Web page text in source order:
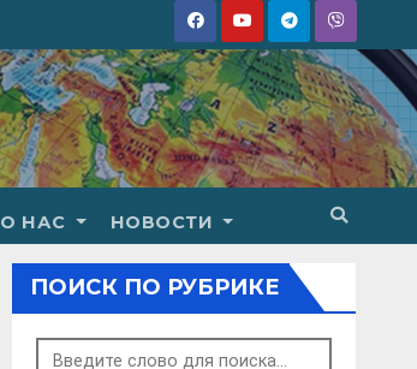
О НАС НОВОСТИ
ПОИСК ПО РУБРИКЕ